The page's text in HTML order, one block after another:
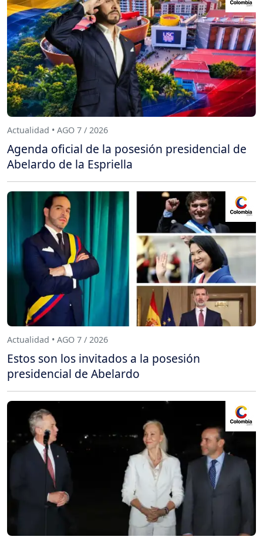
Actualidad • AGO 7 / 2026
Agenda oficial de la posesión presidencial de
Abelardo de la Espriella
Actualidad • AGO 7 / 2026
Estos son los invitados a la posesión
presidencial de Abelardo